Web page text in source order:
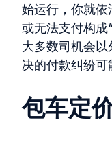
始运行，你就
或无法支付构成
大多数司机会
决的付款纠纷可
包车定